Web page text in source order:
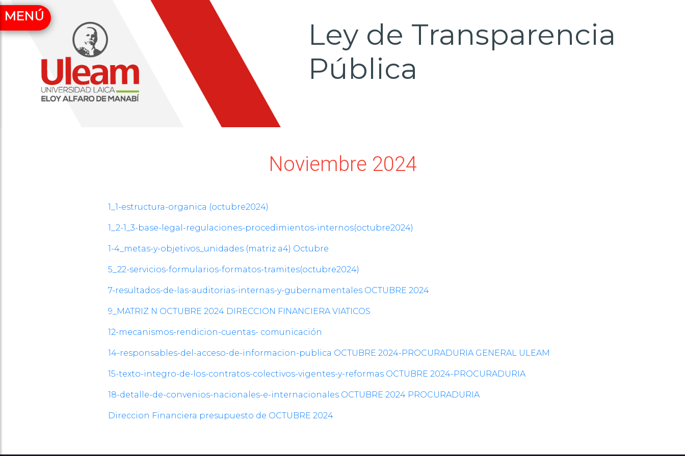
Ley de Transparencia
Pública
MENÚ
Noviembre 2024
1_1-estructura-organica (octubre2024)
1_2-1_3-base-legal-regulaciones-procedimientos-internos(octubre2024)
1-4_metas-y-objetivos_unidades (matriz a4) Octubre
5_22-servicios-formularios-formatos-tramites(octubre2024)
7-resultados-de-las-auditorias-internas-y-gubernamentales OCTUBRE 2024
9_MATRIZ N OCTUBRE 2024 DIRECCION FINANCIERA VIATICOS
12-mecanismos-rendicion-cuentas- comunicación
14-responsables-del-acceso-de-informacion-publica OCTUBRE 2024-PROCURADURIA GENERAL ULEAM
15-texto-integro-de-los-contratos-colectivos-vigentes-y-reformas OCTUBRE 2024-PROCURADURIA
18-detalle-de-convenios-nacionales-e-internacionales OCTUBRE 2024 PROCURADURIA
Direccion Financiera presupuesto de OCTUBRE 2024